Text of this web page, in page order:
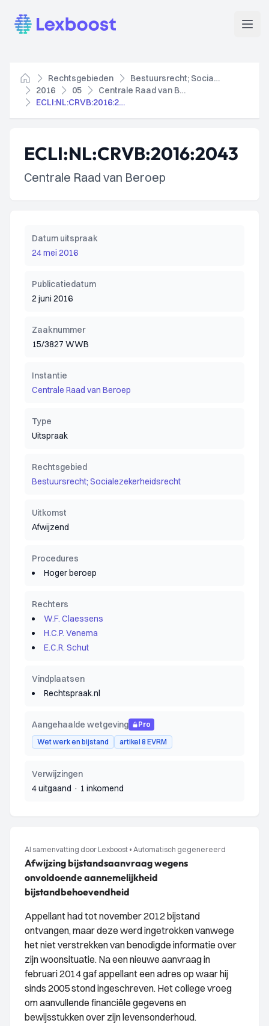
Lexboost
Home
Rechtsgebieden
Bestuursrecht; Socialezekerheidsrecht
2016
05
Centrale Raad van Beroep
ECLI:NL:CRVB:2016:2043
ECLI:NL:CRVB:2016:2043
Centrale Raad van Beroep
Datum uitspraak
24 mei 2016
Publicatiedatum
2 juni 2016
Zaaknummer
15/3827 WWB
Instantie
Centrale Raad van Beroep
Type
Uitspraak
Rechtsgebied
Bestuursrecht; Socialezekerheidsrecht
Uitkomst
Afwijzend
Procedures
Hoger beroep
Rechters
W.F. Claessens
H.C.P. Venema
E.C.R. Schut
Vindplaatsen
Rechtspraak.nl
Aangehaalde wetgeving
Pro
Wet werk en bijstand
artikel 8 EVRM
Verwijzingen
4 uitgaand · 1 inkomend
AI samenvatting door Lexboost • Automatisch gegenereerd
Afwijzing bijstandsaanvraag wegens
onvoldoende aannemelijkheid
bijstandbehoevendheid
Appellant had tot november 2012 bijstand
ontvangen, maar deze werd ingetrokken vanwege
het niet verstrekken van benodigde informatie over
zijn woonsituatie. Na een nieuwe aanvraag in
februari 2014 gaf appellant een adres op waar hij
sinds 2005 stond ingeschreven. Het college vroeg
om aanvullende financiële gegevens en
bewijsstukken over zijn levensonderhoud.